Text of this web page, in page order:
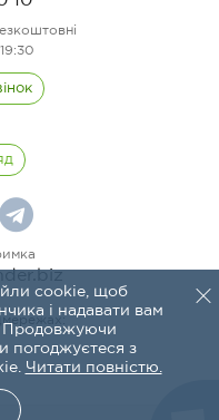
cookie, щоб
і надавати вам
Продовжуючи
погоджуєтеся з
Читати повністю.